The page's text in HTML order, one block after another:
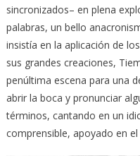
sincronizados– en plena
palabras, un bello
insistía en la aplicación de
sus grandes creaciones,
penúltima escena para una
abrir la boca y pronunciar
términos, cantando en un
comprensible, apoyado en